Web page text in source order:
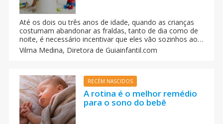
Até os dois ou três anos de idade, quando as crianças
costumam abandonar as fraldas, tanto de dia como de
noite, é necessário incentivar que eles vão sozinhos ao
banheiro. Eu te conto como consegui com minha filha.
Vilma Medina, Diretora de Guiainfantil.com
RECÉM NASCIDOS
A rotina é o melhor remédio
para o sono do bebê